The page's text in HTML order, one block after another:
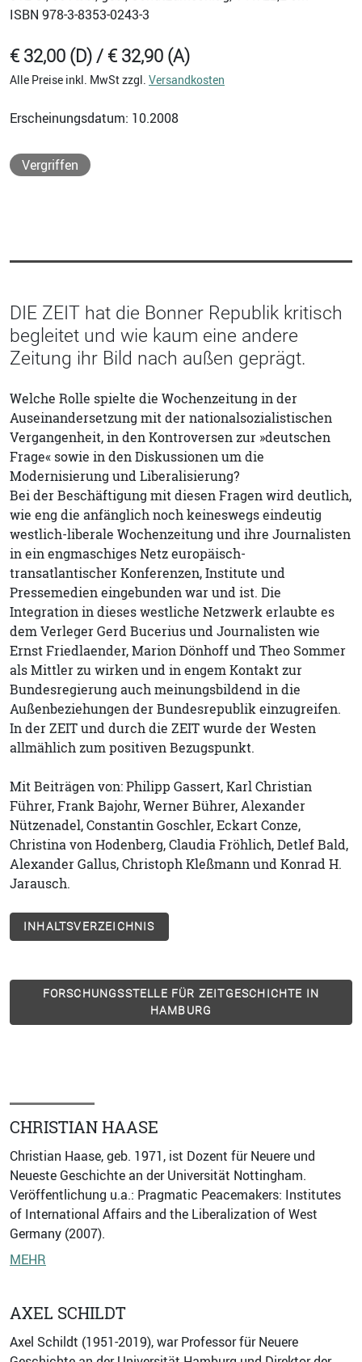
ISBN 978-3-8353-0243-3
€ 32,00 (D) / € 32,90 (A)
Alle Preise inkl. MwSt zzgl. Versandkosten
Erscheinungsdatum: 10.2008
Vergriffen
DIE ZEIT hat die Bonner Republik kritisch
begleitet und wie kaum eine andere
Zeitung ihr Bild nach außen geprägt.
Welche Rolle spielte die Wochenzeitung in der
Auseinandersetzung mit der nationalsozialistischen
Vergangenheit, in den Kontroversen zur »deutschen
Frage« sowie in den Diskussionen um die
Modernisierung und Liberalisierung?
Bei der Beschäftigung mit diesen Fragen wird deutlich,
wie eng die anfänglich noch keineswegs eindeutig
westlich-liberale Wochenzeitung und ihre Journalisten
in ein engmaschiges Netz europäisch-
transatlantischer Konferenzen, Institute und
Pressemedien eingebunden war und ist. Die
Integration in dieses westliche Netzwerk erlaubte es
dem Verleger Gerd Bucerius und Journalisten wie
Ernst Friedlaender, Marion Dönhoff und Theo Sommer
als Mittler zu wirken und in engem Kontakt zur
Bundesregierung auch meinungsbildend in die
Außenbeziehungen der Bundesrepublik einzugreifen.
In der ZEIT und durch die ZEIT wurde der Westen
allmählich zum positiven Bezugspunkt.
Mit Beiträgen von: Philipp Gassert, Karl Christian
Führer, Frank Bajohr, Werner Bührer, Alexander
Nützenadel, Constantin Goschler, Eckart Conze,
Christina von Hodenberg, Claudia Fröhlich, Detlef Bald,
Alexander Gallus, Christoph Kleßmann und Konrad H.
Jarausch.
INHALTSVERZEICHNIS
FORSCHUNGSSTELLE FÜR ZEITGESCHICHTE IN
HAMBURG
CHRISTIAN HAASE
Christian Haase, geb. 1971, ist Dozent für Neuere und
Neueste Geschichte an der Universität Nottingham.
Veröffentlichung u.a.: Pragmatic Peacemakers: Institutes
of International Affairs and the Liberalization of West
Germany (2007).
MEHR
AXEL SCHILDT
Axel Schildt (1951-2019), war Professor für Neuere